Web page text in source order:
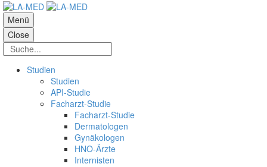
Menü
Close
Studien
Studien
API-Studie
Facharzt-Studie
Facharzt-Studie
Dermatologen
Gynäkologen
HNO-Ärzte
Internisten